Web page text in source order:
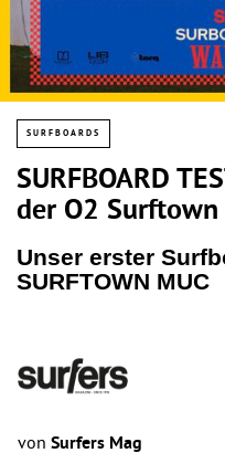
SURFBOARDS
SURFBOARD
der O2 Surftown
Unser erster
SURFTOWN MUC
von Surfers Mag